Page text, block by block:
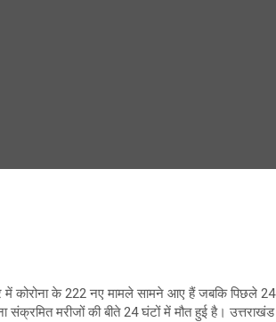
कोरोना के 222 नए मामले सामने आए हैं जबकि पिछले 24
मरीजों की बीते 24 घंटों में मौत हुई है। उत्तराखंड